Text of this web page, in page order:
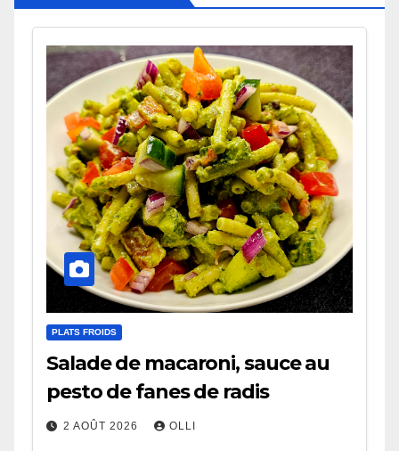
PLATS FROIDS
Salade de macaroni, sauce au
pesto de fanes de radis
2 AOÛT 2026 OLLI